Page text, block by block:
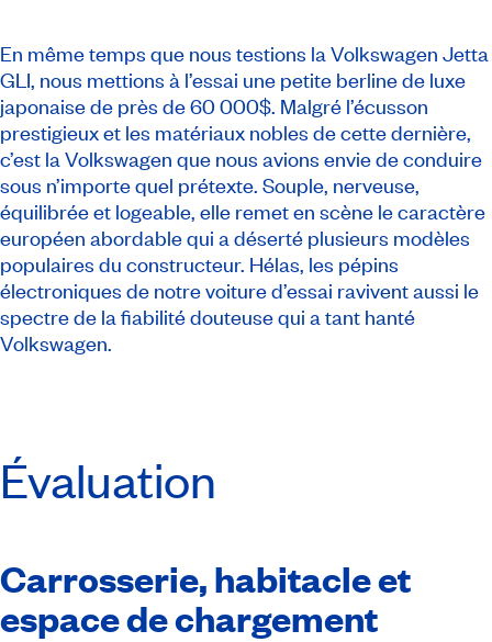
En même temps que nous testions la Volkswagen Jetta
GLI, nous mettions à l’essai une petite berline de luxe
japonaise de près de 60 000$. Malgré l’écusson
prestigieux et les matériaux nobles de cette dernière,
c’est la Volkswagen que nous avions envie de conduire
sous n’importe quel prétexte. Souple, nerveuse,
équilibrée et logeable, elle remet en scène le caractère
européen abordable qui a déserté plusieurs modèles
populaires du constructeur. Hélas, les pépins
électroniques de notre voiture d’essai ravivent aussi le
spectre de la fiabilité douteuse qui a tant hanté
Volkswagen.
Évaluation
Carrosserie, habitacle et
espace de chargement